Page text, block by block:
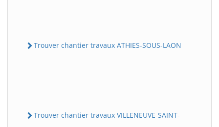
Trouver chantier travaux ATHIES-SOUS-LAON
Trouver chantier travaux VILLENEUVE-SAINT-